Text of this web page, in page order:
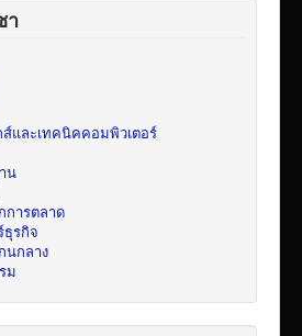
า
และเทคนิคคอมพิวเตอร์
น
การตลาด
รกิจ
นกลาง
ม